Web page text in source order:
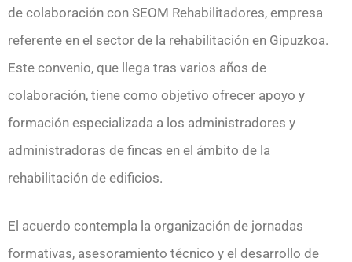
de colaboración con SEOM Rehabilitadores, empresa
referente en el sector de la rehabilitación en Gipuzkoa.
Este convenio, que llega tras varios años de
colaboración, tiene como objetivo ofrecer apoyo y
formación especializada a los administradores y
administradoras de fincas en el ámbito de la
rehabilitación de edificios.
El acuerdo contempla la organización de jornadas
formativas, asesoramiento técnico y el desarrollo de